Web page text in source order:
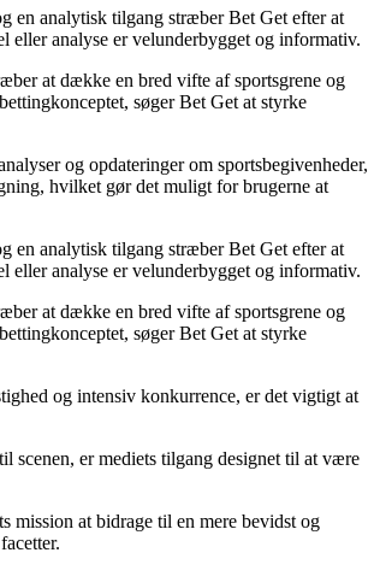
en analytisk tilgang stræber Bet Get efter at
eller analyse er velunderbygget og informativ.
at dække en bred vifte af sportsgrene og
søger Bet Get at styrke
og opdateringer om sportsbegivenheder,
hvilket gør det muligt for brugerne at
en analytisk tilgang stræber Bet Get efter at
eller analyse er velunderbygget og informativ.
at dække en bred vifte af sportsgrene og
søger Bet Get at styrke
og intensiv konkurrence, er det vigtigt at
scenen, er mediets tilgang designet til at være
mission at bidrage til en mere bevidst og